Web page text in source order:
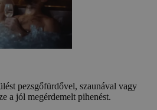
pezsgőfürdővel, szaunával vagy
a jól megérdemelt pihenést.